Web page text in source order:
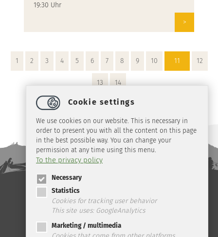
19:30 Uhr
>
1 2 3 4 5 6 7 8 9 10 11 12
13 14
Telefon: +49 (0) 39 45 2 / 19 4 33 | Fax: +49 (0) 39 45 2 / 99 0 67 | E-
Mail:
@ ilsenburg.de | privacy |
Cookie settings
We use cookies on our website. This is necessary in
order to present you with all the content on this page
in the best possible way. You can change your
permission at any time using this menu.
To the privacy policy
Necessary
Statistics
Cookies for tracking user behavior
This site uses: GoogleAnalytics
Marketing / multimedia